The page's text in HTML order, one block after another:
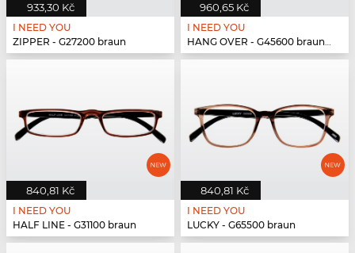
933,30 Kč
I NEED YOU
ZIPPER - G27200 braun
960,65 Kč
I NEED YOU
HANG OVER - G45600 braun-türkis
840,81 Kč
I NEED YOU
HALF LINE - G31100 braun
840,81 Kč
I NEED YOU
LUCKY - G65500 braun